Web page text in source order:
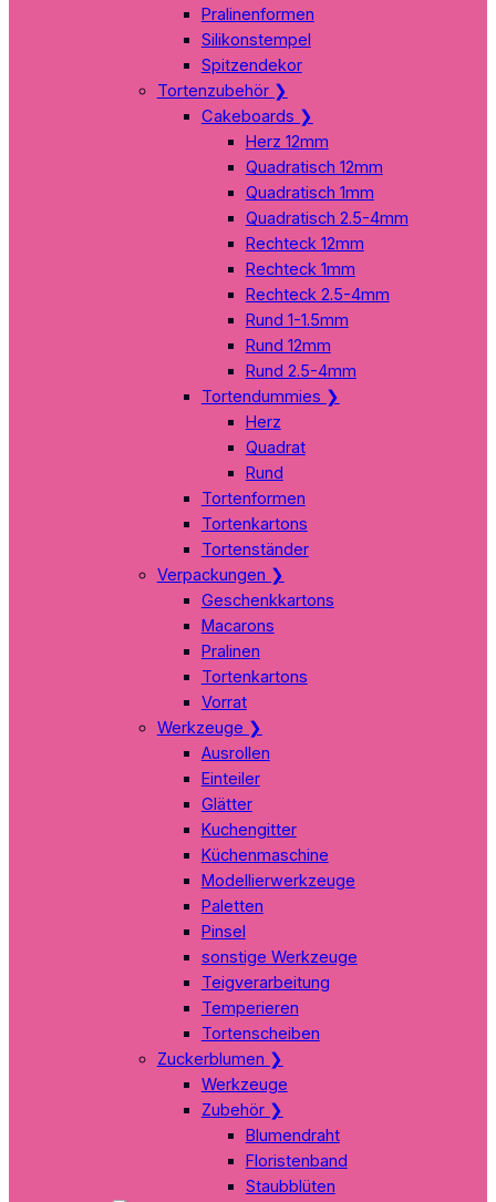
Pralinenformen
Silikonstempel
Spitzendekor
Tortenzubehör ❯
Cakeboards ❯
Herz 12mm
Quadratisch 12mm
Quadratisch 1mm
Quadratisch 2.5-4mm
Rechteck 12mm
Rechteck 1mm
Rechteck 2.5-4mm
Rund 1-1.5mm
Rund 12mm
Rund 2.5-4mm
Tortendummies ❯
Herz
Quadrat
Rund
Tortenformen
Tortenkartons
Tortenständer
Verpackungen ❯
Geschenkkartons
Macarons
Pralinen
Tortenkartons
Vorrat
Werkzeuge ❯
Ausrollen
Einteiler
Glätter
Kuchengitter
Küchenmaschine
Modellierwerkzeuge
Paletten
Pinsel
sonstige Werkzeuge
Teigverarbeitung
Temperieren
Tortenscheiben
Zuckerblumen ❯
Werkzeuge
Zubehör ❯
Blumendraht
Floristenband
Staubblüten